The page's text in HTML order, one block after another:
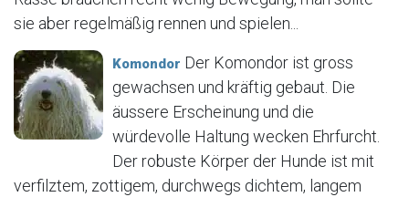
sie aber regelmäßig rennen und spielen...
Komondor Der Komondor ist gross
gewachsen und kräftig gebaut. Die
äussere Erscheinung und die
würdevolle Haltung wecken Ehrfurcht.
Der robuste Körper der Hunde ist mit
verfilztem, zottigem, durchwegs dichtem, langem